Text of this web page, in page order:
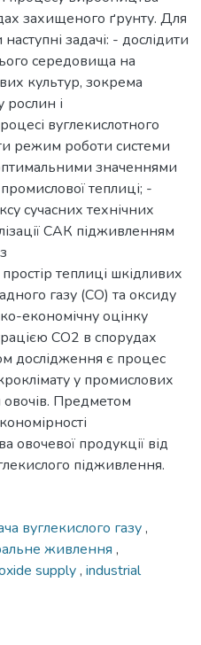
захищеного ґрунту. Для
задачі: - дослідити
середовища на
культур, зокрема
рослин і
вуглекислотного
режим роботи системи
значеннями
теплиці; -
сучасних технічних
САК підживленням
теплиці шкідливих
газу (СО) та оксиду
економічну оцінку
СО2 в спорудах
дослідження є процес
у промислових
Предметом
овочевої продукції від
підживлення.
вуглекислого газу,
живлення ,
supply, industrial